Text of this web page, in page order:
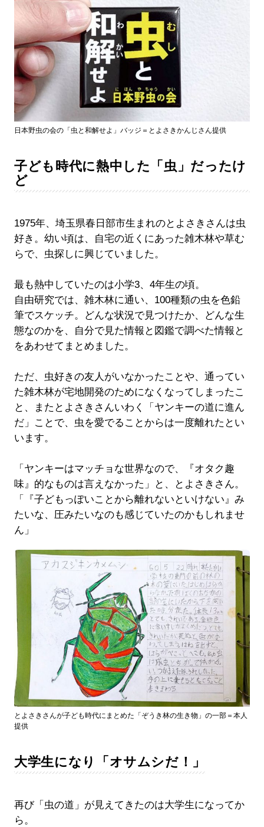
日本野虫の会の「虫と和解せよ」バッジ＝とよさきかんじさん提供
子ども時代に熱中した「虫」だったけ
ど
1975年、埼玉県春日部市生まれのとよさきさんは虫
好き。幼い頃は、自宅の近くにあった雑木林や草む
らで、虫探しに興じていました。
最も熱中していたのは小学3、4年生の頃。
自由研究では、雑木林に通い、100種類の虫を色鉛
筆でスケッチ。どんな状況で見つけたか、どんな生
態なのかを、自分で見た情報と図鑑で調べた情報と
をあわせてまとめました。
ただ、虫好きの友人がいなかったことや、通ってい
た雑木林が宅地開発のためになくなってしまったこ
と、またとよさきさんいわく「ヤンキーの道に進ん
だ」ことで、虫を愛でることからは一度離れたとい
います。
「ヤンキーはマッチョな世界なので、『オタク趣
味』的なものは言えなかった」と、とよさきさん。
「『子どもっぽいことから離れないといけない』み
たいな、圧みたいなのも感じていたのかもしれませ
ん」
とよさきさんが子ども時代にまとめた「ぞうき林の生き物」の一部＝本人
提供
大学生になり「オサムシだ！」
再び「虫の道」が見えてきたのは大学生になってか
ら。